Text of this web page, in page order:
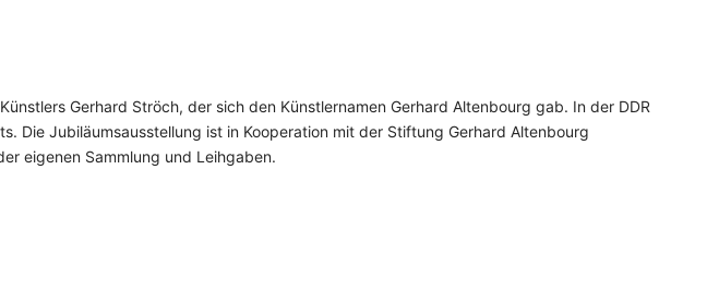
Gerhard Ströch, der sich den Künstlernamen Gerhard Altenbourg gab. In der DDR
Die Jubiläumsausstellung ist in Kooperation mit der Stiftung Gerhard Altenbourg
eigenen Sammlung und Leihgaben.